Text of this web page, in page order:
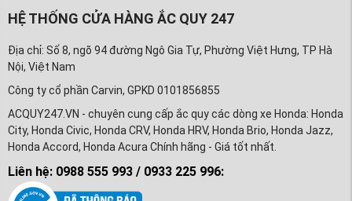
HỆ THỐNG CỬA HÀNG ẮC QUY 247
Địa chỉ: Số 8, ngõ 94 đường Ngô Gia Tự, Phường Việt Hưng, TP Hà
Nội, Việt Nam
Công ty cổ phần Carvin, GPKD 0101856855
ACQUY247.VN - chuyên cung cấp ắc quy các dòng xe Honda: Honda
City, Honda Civic, Honda CRV, Honda HRV, Honda Brio, Honda Jazz,
Honda Accord, Honda Acura Chính hãng - Giá tốt nhất.
Liên hệ: 0988 555 993 / 0933 225 996: